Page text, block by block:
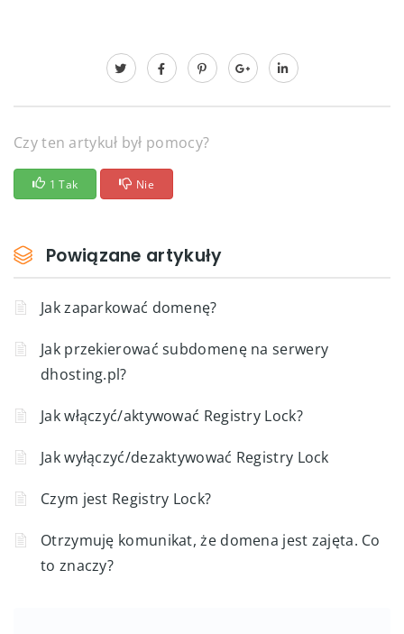
Czy ten artykuł był pomocy?
1 Tak Nie
Powiązane artykuły
Jak zaparkować domenę?
Jak przekierować subdomenę na serwery
dhosting.pl?
Jak włączyć/aktywować Registry Lock?
Jak wyłączyć/dezaktywować Registry Lock
Czym jest Registry Lock?
Otrzymuję komunikat, że domena jest zajęta. Co
to znaczy?